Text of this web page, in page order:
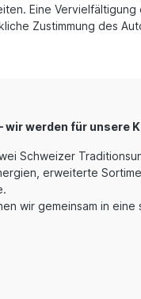
Eine
Zustimmung des
werden für unsere
Schweizer
erweiterte
wir gemeinsam in eine